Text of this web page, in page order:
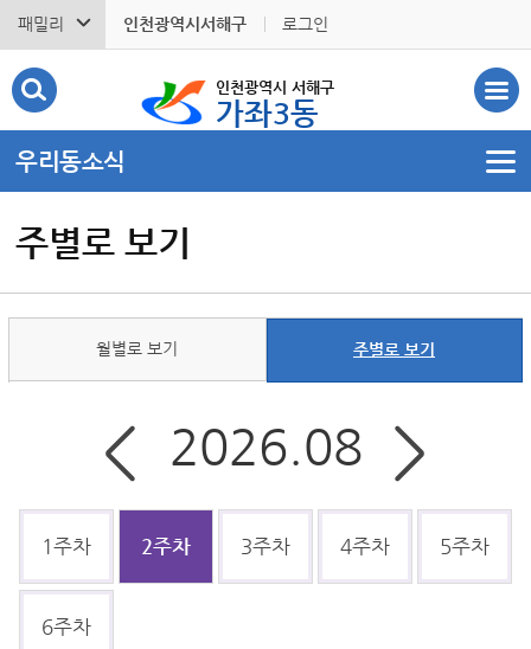
패밀리 인천광역시서해구 로그인
인천광역시 서해구
가좌3동
우리동소식
주별로 보기
월별로 보기 주별로 보기
2026.08
1주차 2주차 3주차 4주차 5주차
6주차